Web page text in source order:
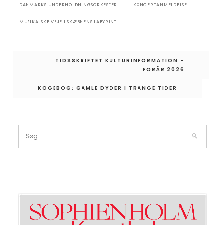
DANMARKS UNDERHOLDNINGSORKESTER KONCERTANMELDELSE
MUSIKALSKE VEJE I SKÆBNENS LABYRINT
Indlægsnavigation
TIDSSKRIFTET KULTURINFORMATION –
FORÅR 2026
KOGEBOG: GAMLE DYDER I TRANGE TIDER